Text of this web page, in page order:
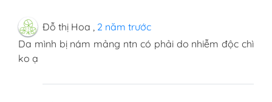
Đỗ thị Hoa
2 năm trước
Da mình bị nám mảng ntn có phải do nhiễm độc chì
ko ạ